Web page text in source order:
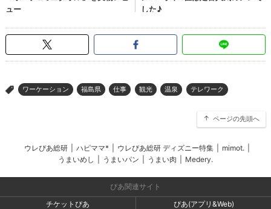
> ワーケーション 福島県 仕事 観光 温泉 テレワーク
ページの先頭へ
ウレぴあ総研 ハピママ* ウレぴあ総研 ディズニー特集 mimot.
うまいめし
うまいパン うまい肉 Medery.
ぴあ関連サイト
チケットぴあ
ぴあ(アプリ&Web)